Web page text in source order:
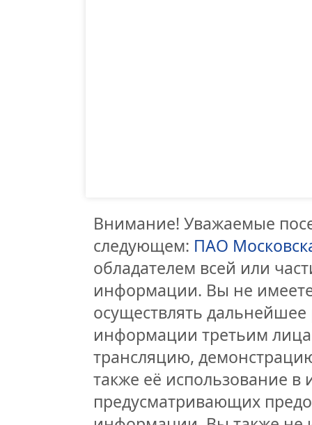
Внимание! Уважаемые
следующем: ПАО
обладателем всей или
информации. Вы не
осуществлять
информации третьим
трансляцию,
также её использование
предусматривающих